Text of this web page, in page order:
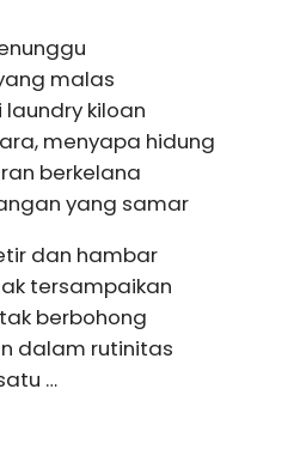
malas
kiloan
menyapa hidung
berkelana
yang samar
dan hambar
tersampaikan
berbohong
dalam rutinitas
…